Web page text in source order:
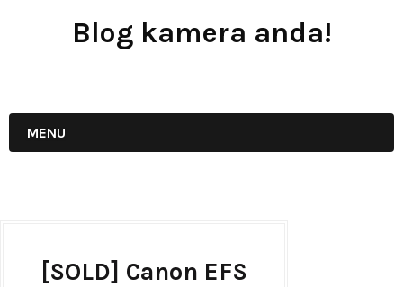
Blog kamera anda!
MENU
[SOLD] Canon EFS